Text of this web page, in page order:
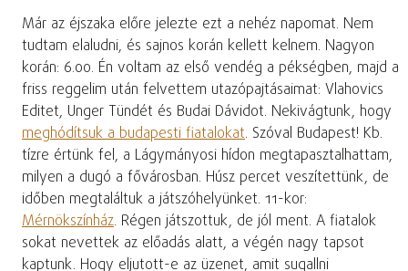
Már az éjszaka előre jelezte ezt a nehéz napomat. Nem
tudtam elaludni, és sajnos korán kellett kelnem. Nagyon
korán: 6.00. Én voltam az első vendég a pékségben, majd a
friss reggelim után felvettem utazópajtásaimat: Vlahovics
Editet, Unger Tündét és Budai Dávidot. Nekivágtunk, hogy
meghódítsuk a budapesti fiatalokat. Szóval Budapest! Kb.
tízre értünk fel, a Lágymányosi hídon megtapasztalhattam,
milyen a dugó a fővárosban. Húsz percet veszítettünk, de
időben megtaláltuk a játszóhelyünket. 11-kor:
Mérnökszínház. Régen játszottuk, de jól ment. A fiatalok
sokat nevettek az előadás alatt, a végén nagy tapsot
kaptunk. Hogy eljutott-e az üzenet, amit sugallni